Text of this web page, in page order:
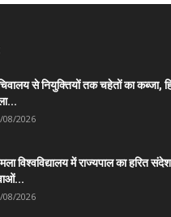
से नियुक्तियों तक चहेतों का कब्जा,
08/2026
विश्वविद्यालय में राज्यपाल का हरित
08/2026